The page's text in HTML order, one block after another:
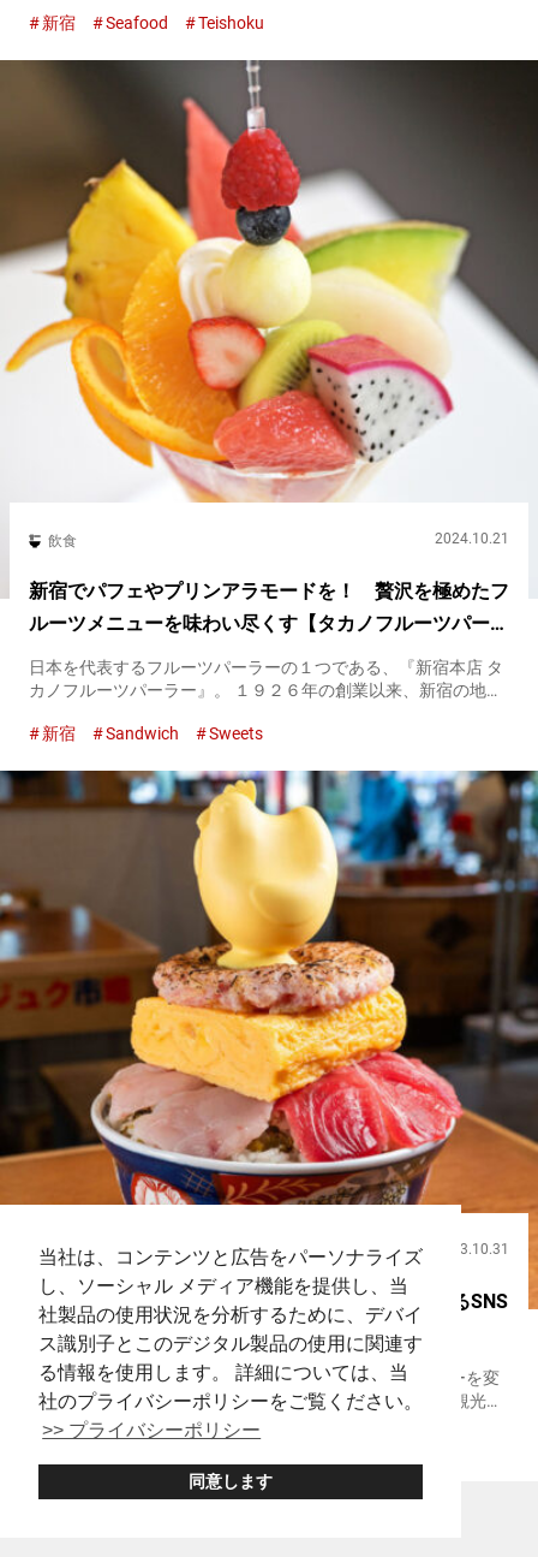
当社は、コンテンツと広告をパーソナライズ
し、ソーシャル メディア機能を提供し、当
社製品の使用状況を分析するために、デバイ
ス識別子とこのデジタル製品の使用に関連す
る情報を使用します。 詳細については、当
社のプライバシーポリシーをご覧ください。
>> プライバシーポリシー
同意します
揚げたりと、さまざまな調理法で料理した魚を提供していま
新宿 Seafood Teishoku
飲食 2024.10.21
新宿でパフェやプリンアラモードを！ 贅沢を極めたフ
ルーツメニューを味わい尽くす【タカノフルーツパーラ
ー】
日本を代表するフルーツパーラーの１つである、『新宿本店 タ
カノフルーツパーラー』。 １９２６年の創業以来、新宿の地で
に使ったメニューの数々には、誰もが憧れを抱くでしょう。 季
新宿 Sandwich Sweets
飲食 2023.10.31
これぞ新時代の寿司！ 伝統的なイメージを変えるSNS
映え抜群のメニュー【魚学マニア スシンジュク】
『新宿3丁目 スシンジュク マサユメ』として一部メニューを変
えて営業中です。 日本食の代表格として、長年、外国人観光客
の間で高い人気を誇ってきた寿司。 ２０２３年現在、寿司の伝
まりつつ...
新宿 Seafood Sushi